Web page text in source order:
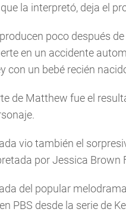
la interpretó, deja el
poco después
en un accidente
con un bebé recién
de Matthew fue el
vio también el
por Jessica Brown
del popular
PBS desde la serie de